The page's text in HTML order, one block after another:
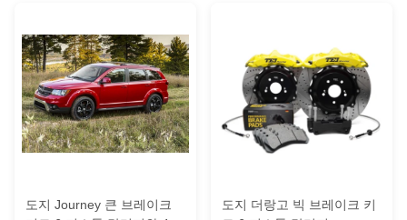
도지 Journey 큰 브레이크
도지 더랑고 빅 브레이크 키